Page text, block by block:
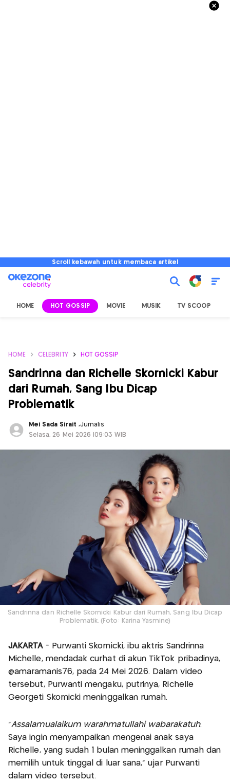
Scroll kebawah untuk membaca artikel
HOME HOT GOSSIP MOVIE MUSIK TV SCOOP
HOME CELEBRITY HOT GOSSIP
Sandrinna dan Richelle Skornicki Kabur
dari Rumah, Sang Ibu Dicap
Problematik
Mei Sada Sirait ,Jurnalis
Selasa, 26 Mei 2026 |09:03 WIB
Sandrinna dan Richelle Skornicki Kabur dari Rumah, Sang Ibu Dicap
Problematik. (Foto: Karina Yasmine)
JAKARTA - Purwanti Skornicki, ibu aktris Sandrinna
Michelle, mendadak curhat di akun TikTok pribadinya,
@amaramanis76, pada 24 Mei 2026. Dalam video
tersebut, Purwanti mengaku, putrinya, Richelle
Georgeti Skornicki meninggalkan rumah.
“Assalamualaikum warahmatullahi wabarakatuh.
Saya ingin menyampaikan mengenai anak saya
Richelle, yang sudah 1 bulan meninggalkan rumah dan
memilih untuk tinggal di luar sana,” ujar Purwanti
dalam video tersebut.